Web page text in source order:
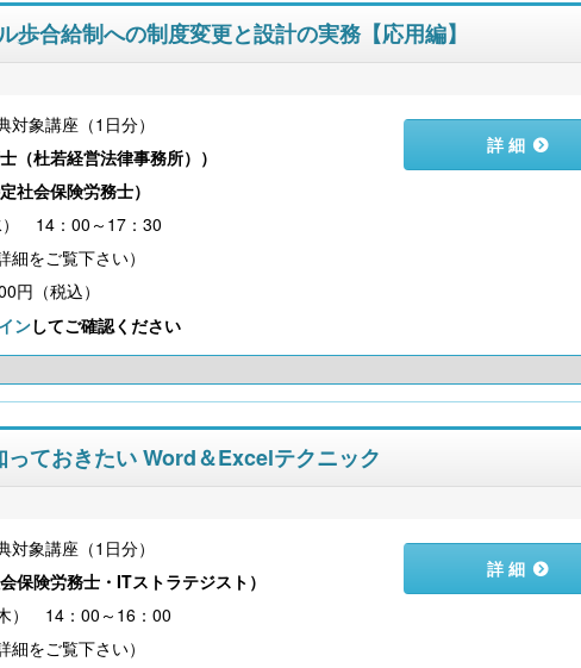
合給制への制度変更と設計の実務【応用編】
対象講座（1日分）
（杜若経営法律事務所） ）
社会保険労務士）
） 14：00～17：30
円（税込）
ンしてご確認ください
詳 細
ておきたい Word＆Excelテクニック
対象講座（1日分）
保険労務士・ITストラテジスト ）
） 14：00～16：00
詳 細